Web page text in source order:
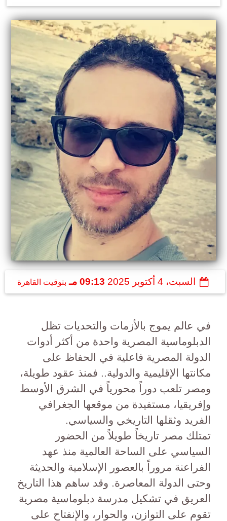
السبت، 4 أكتوبر 2025 09:13 مـ بتوقيت القاهرة
في عالم يموج بالأزمات والتحديات تظل
الدبلوماسية المصرية واحدة من أكثر أدوات
الدولة المصرية فاعلية في الحفاظ على
مكانتها الإقليمية والدولية.. فمنذ عقود طويلة،
ومصر تلعب دوراً محورياً في الشرق الأوسط
وإفريقيا، مستفيدة من موقعها الجغرافي
الفريد وثقلها التاريخي والسياسي.
تمتلك مصر تاريخاً طويلاً من الحضور
السياسي على الساحة العالمية منذ عهد
الفراعنة مروراً بالعصور الإسلامية والحديثة
وحتى الدولة المعاصرة. وقد ساهم هذا التاريخ
العريق في تشكيل مدرسة دبلوماسية مصرية
تقوم على التوازن، والحوار، والإنفتاح على